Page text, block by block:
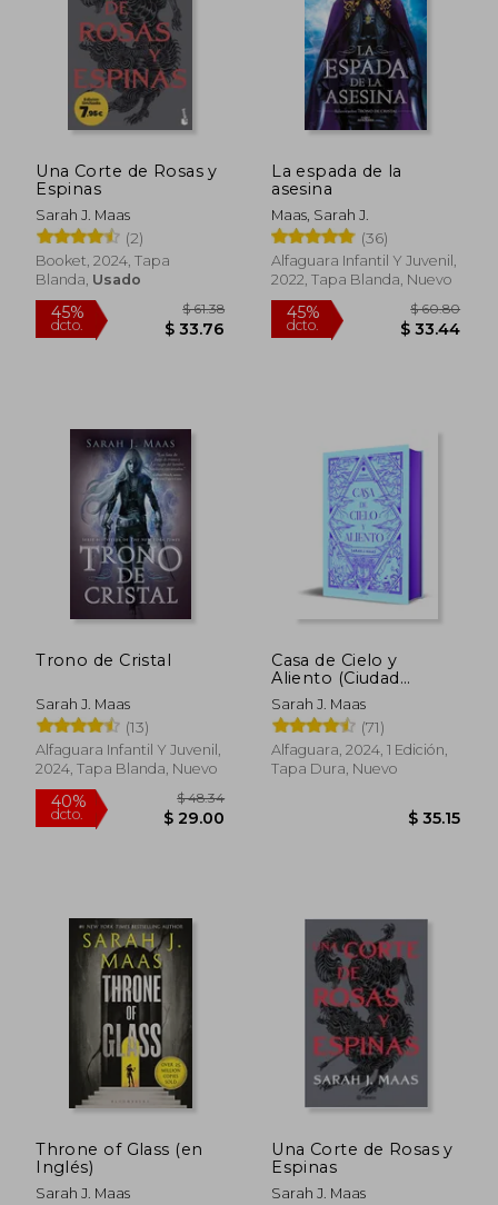
$ 26.85
dcto.
40%
dcto.
Una Corte de Rosas y
Espinas
Sarah J. Maas
(2)
Booket, 2024, Tapa
Blanda, Usado
La espada de la
asesina
Maas, Sarah J.
(36)
Alfaguara Infantil Y Juvenil,
2022, Tapa Blanda, Nuevo
Trono de Cristal
Sarah J. Maas
(13)
Alfaguara Infantil Y Juvenil,
2024, Tapa Blanda, Nuevo
Casa de Cielo y
Aliento (Ciudad
Medialuna 2) (Edicion
Especial)
Sarah J. Maas
(71)
Alfaguara, 2024, 1 Edición,
Tapa Dura, Nuevo
Throne of Glass (en
Inglés)
Sarah J. Maas
Una Corte de Rosas y
Espinas
Sarah J. Maas